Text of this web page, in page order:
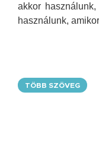
akkor
használunk,
TÖBB SZÖVEG